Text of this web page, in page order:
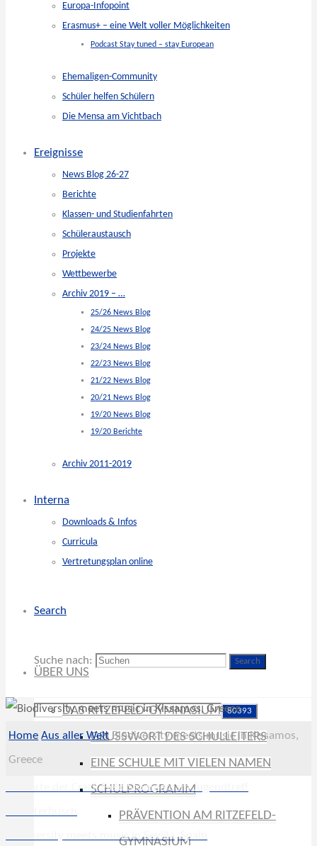
Europa-Infopoint
Erasmus+ – eine Welt voller Möglichkeiten
Podcast Stay tuned – stay European
Ehemaligen-Community
Schüler helfen Schülern
Die Mensa am Vichtbach
Ereignisse
News Blog 26-27
Berichte
Klassen- und Studienfahrten
Schüleraustausch
Projekte
Wettbewerbe
Archiv 2019 – …
25/26 News Blog
24/25 News Blog
23/24 News Blog
22/23 News Blog
21/22 News Blog
20/21 News Blog
19/20 News Blog
19/20 Berichte
Archiv 2011-2019
Interna
Downloads & Infos
Curricula
Vertretungsplan online
Search
Suche nach: Search
ÜBER UNS
DAS RITZEFELD-GYMNASIUM
GRUSSWORT DES SCHULLEITERS
EINE SCHULE MIT VIELEN NAMEN
SCHULPROGRAMM
PRÄVENTION AM RITZEFELD-
GYMNASIUM
Home Aus aller Welt Biodiversity meets music in Kissamos,
Greece
Konzerte der Crack Field Stompers im Jugendtreff
Biodiversity meets music in Sevilla, Spain